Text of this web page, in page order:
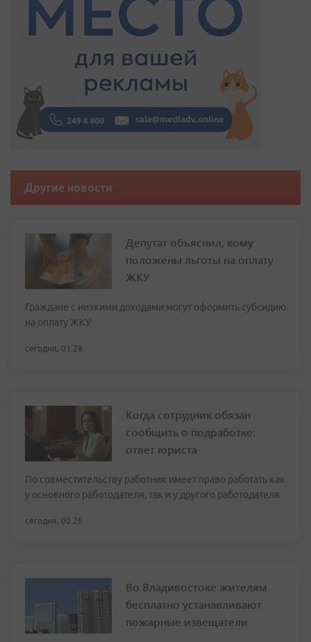
Другие новости
Депутат объяснил, кому
положены льготы на оплату
ЖКУ
Граждане с низкими доходами могут оформить субсидию
на оплату ЖКУ
сегодня, 01:28
Когда сотрудник обязан
сообщить о подработке:
ответ юриста
По совместительству работник имеет право работать как
у основного работодателя, так и у другого работодателя
сегодня, 00:26
Во Владивостоке жителям
бесплатно устанавливают
пожарные извещатели